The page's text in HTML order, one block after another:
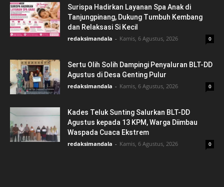
Surispa Hadirkan Layanan Spa Anak di
Tanjungpinang, Dukung Tumbuh Kembang
dan Relaksasi Si Kecil
redaksimandala - Kamis, 6 Agustus, 2026 0
Sertu Olih Solih Dampingi Penyaluran BLT-DD
Agustus di Desa Genting Pulur
redaksimandala - Kamis, 6 Agustus, 2026 0
Kades Teluk Sunting Salurkan BLT-DD
Agustus kepada 13 KPM, Warga Diimbau
Waspada Cuaca Ekstrem
redaksimandala - Kamis, 6 Agustus, 2026 0